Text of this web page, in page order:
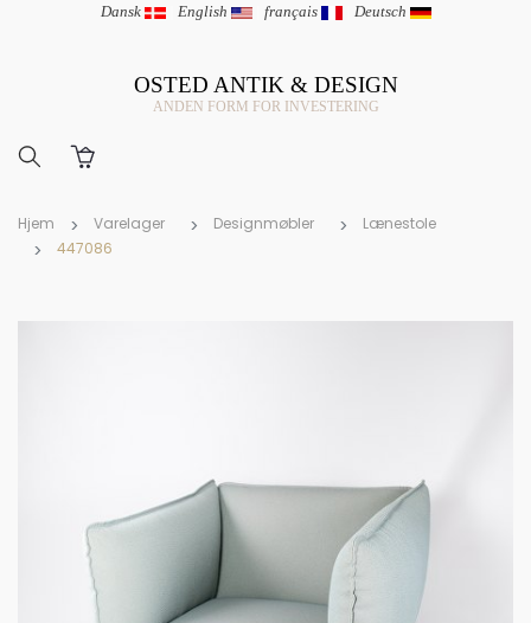
Dansk | English | français | Deutsch
OSTED ANTIK & DESIGN
ANDEN FORM FOR INVESTERING
Hjem Varelager Designmøbler
Lænestole
447086